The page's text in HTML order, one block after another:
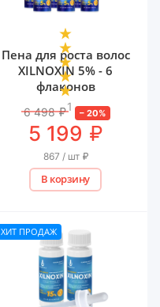
1
Пена для роста волос
XILNOXIN 5% - 6
флаконов
6 498 ₽ – 20%
5 199 ₽
867 / шт ₽
В корзину
ХИТ ПРОДАЖ